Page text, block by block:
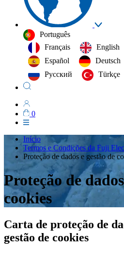
Português
Français
English
Español
Deutsch
Русский
Türkçe
0
Início
Termos e Condições da Fuji
Proteção de dados e gestão de
Proteção de
cookies
Carta de proteção de
gestão de cookies